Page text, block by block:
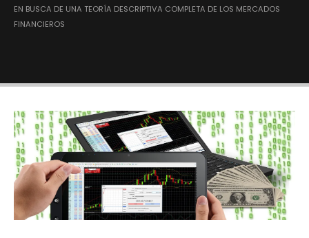
EN BUSCA DE UNA TEORÍA DESCRIPTIVA COMPLETA DE LOS MERCADOS
FINANCIEROS